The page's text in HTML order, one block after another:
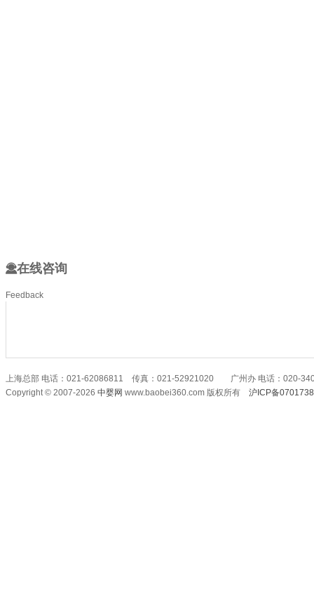
在线咨询
Feedback
上海总部 电话：021-62086811 传真：021-52921020 广州办 电话：020-
Copyright © 2007-2026 中婴网 www.baobei360.com 版权所有 沪ICP备